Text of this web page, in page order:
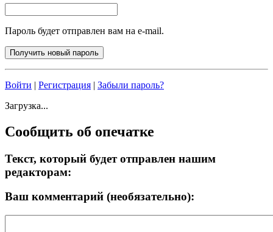
Пароль будет отправлен вам на e-mail.
Войти | Регистрация | Забыли пароль?
Загрузка...
Сообщить об опечатке
Текст, который будет отправлен нашим
редакторам:
Ваш комментарий (необязательно):